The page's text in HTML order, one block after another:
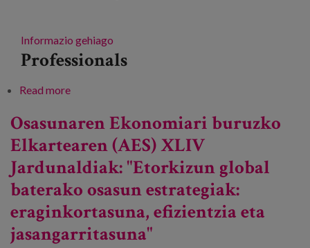
Informazio gehiago
Professionals
Read moreabout Kongresua: "Zaintzen duten herriak. Etxean
Osasunaren Ekonomiari buruzko
Elkartearen (AES) XLIV
Jardunaldiak: "Etorkizun global
baterako osasun estrategiak:
eraginkortasuna, efizientzia eta
jasangarritasuna"